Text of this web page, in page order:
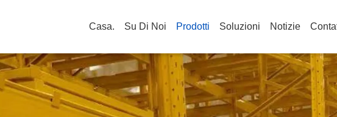
Casa. Su Di Noi Prodotti Soluzioni Notizie